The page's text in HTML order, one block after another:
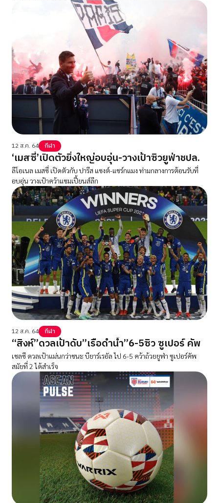
12 ส.ค. 64 กีฬา
‘เมสซี่’เปิดตัวยิ่งใหญ่อบอุ่น-วางเป้าซิวยูฟ่าชปล.
ลีโอเนล เมสซี่ เปิดตัวกับ ปารีส แซงต์-แชร์กแมง ท่ามกลางการต้อนรับที่
อบอุ่น วางเป้าคว้าแชมเปี้ยนส์ลีก
12 ส.ค. 64 กีฬา
“สิงห์”ดวลเป้าดับ”เรือดำน้ำ”6-5ซิว ซูเปอร์ คัพ
เชลซี ดวลเป้าแม่นกว่าชนะ บียาร์เรอัล ไป 6-5 คว้าถ้วยยูฟ่า ซูเปอร์คัพ
สมัยที่ 2 ได้สำเร็จ